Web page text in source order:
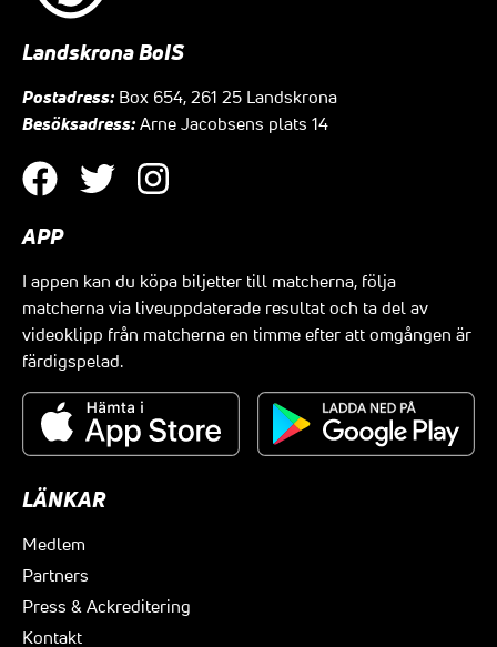
Landskrona BoIS
Postadress: Box 654, 261 25 Landskrona
Besöksadress: Arne Jacobsens plats 14
APP
I appen kan du köpa biljetter till matcherna, följa
matcherna via liveuppdaterade resultat och ta del av
videoklipp från matcherna en timme efter att omgången är
färdigspelad.
LÄNKAR
Medlem
Partners
Press & Ackreditering
Kontakt